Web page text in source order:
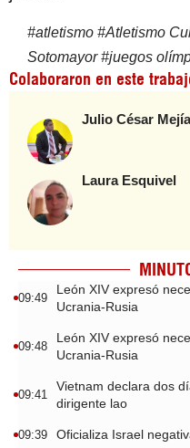
#atletismo #Atletismo
Sotomayor#juegos
Colaboraron en este
Julio César
Laura Esquivel
09:49
León XIV expresó
Ucrania-Rusia
09:48
León XIV expresó
Ucrania-Rusia
09:41
Vietnam declara dos
dirigente lao
09:39 Oficializa Israel